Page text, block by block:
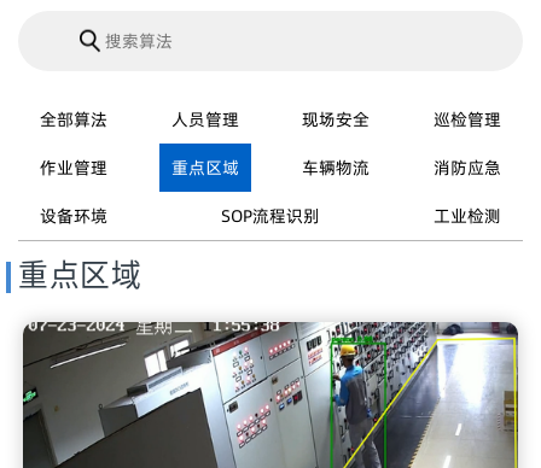
全部算法 人员管理 现场安全
巡检管理
作业管理
重点区域 车辆物流
消防应急
设备环境
SOP流程识别 工业检测
重点区域